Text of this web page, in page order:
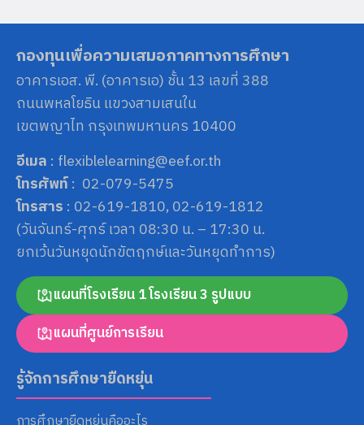
กองทุนเพื่อความเสมอภาคทางการศึกษา
อาคารเอส. พี. (อาคารเอ) ชั้น 13 เลขที่ 388
ถนนพหลโยธิน แขวงสามเสนใน
เขตพญาไท กรุงเทพมหานคร 10400
อีเมล : flexiblelearning@eef.or.th
โทรศัพท์: 02-079-5475
โทรสาร : 02-619-1810, 02-619-1812
(วันจันทร์-ศุกร์ เวลา 08:30 น. – 17:30 น.
ยกเว้นวันหยุดนักขัตฤกษ์และวันหยุดทำการ)
แผนที่โรงเรียน 1 โรงเรียน 3 รูปแบบ
แผนที่ศูนย์การเรียน
รู้จักการศึกษายืดหยุ่น